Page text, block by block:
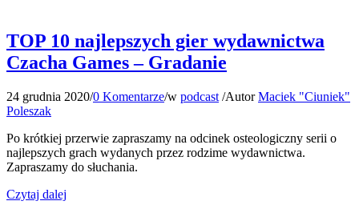
TOP 10 najlepszych gier wydawnictwa
Czacha Games – Gradanie
24 grudnia 2020/0 Komentarze/w podcast /AutorMaciek "Ciuniek"
Poleszak
Po krótkiej przerwie zapraszamy na odcinek osteologiczny serii o
najlepszych grach wydanych przez rodzime wydawnictwa.
Zapraszamy do słuchania.
Czytaj dalej